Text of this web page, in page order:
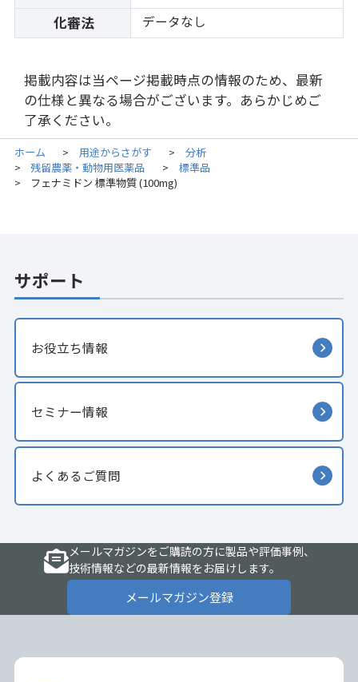
化審法 データなし
掲載内容は当ページ掲載時点の情報のため、最新
の仕様と異なる場合がございます。あらかじめご
了承ください。
ホーム > 用途からさがす > 分析
> 残留農薬・動物用医薬品 > 標準品
> フェナミドン 標準物質 (100mg)
サポート
お役立ち情報
セミナー情報
よくあるご質問
メールマガジンをご購読の方に製品や評価事例、
技術情報などの最新情報をお届けします。
メールマガジン登録